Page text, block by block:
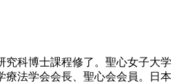
究科博士課程修了。聖心女子大学
療法学会会長、聖心会会員。日本